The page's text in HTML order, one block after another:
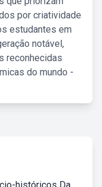
por criatividade
estudantes em
notável,
reconhecidas
do mundo -